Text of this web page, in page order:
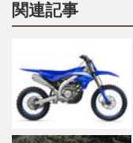
関連記事